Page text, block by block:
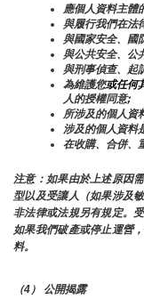
應個人資料主體
與履行我們在法
與國家安全、國
與公共安全、公
與刑事偵查、起
為維護您或任何
人的授權同意;
所涉及的個人資
涉及的個人資料
在收購、合併、
注意：如果由於上述原因
型以及受讓人（如果涉及
非法律或法規另有規定。
如果我們破產或停止運營
料。
（4） 公開揭露